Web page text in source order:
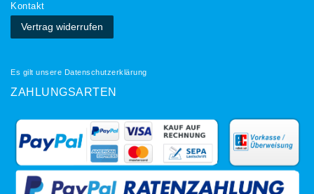
Kontakt
Vertrag widerrufen
Es gilt unsere Datenschutzerklärung
ZAHLUNGSARTEN